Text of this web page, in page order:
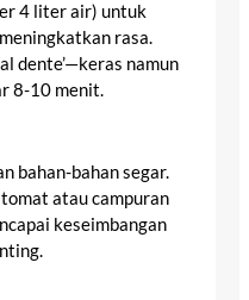
4 liter air) untuk
rasa.
dente’—keras namun
8-10 menit.
bahan-bahan segar.
atau campuran
keseimbangan